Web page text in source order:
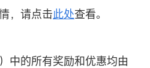
，请点击此处查看。
中的所有奖励和优惠均由